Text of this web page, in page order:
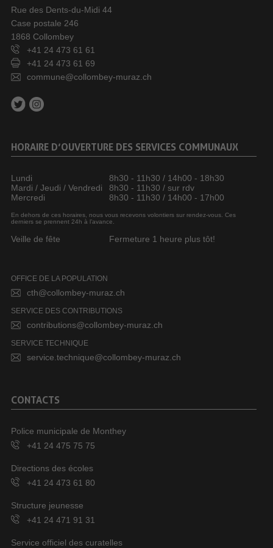
Rue des Dents-du-Midi 44
Case postale 246
1868 Collombey
+41 24 473 61 61
+41 24 473 61 69
commune@collombey-muraz.ch
HORAIRE D’OUVERTURE DES SERVICES COMMUNAUX
Lundi
8h30 - 11h30 / 14h00 - 18h30
Mardi / Jeudi / Vendredi
8h30 - 11h30 / sur rdv
Mercredi
8h30 - 11h30 / 14h00 - 17h00
En dehors de ces horaires, nous vous recevons volontiers sur rendez-vous. Ces
derniers se prennent 24h à l’avance.
Veille de fête Fermeture 1 heure plus tôt!
OFFICE DE LA POPULATION
cth@collombey-muraz.ch
SERVICE DES CONTRIBUTIONS
contributions@collombey-muraz.ch
SERVICE TECHNIQUE
service.technique@collombey-muraz.ch
CONTACTS
Police municipale de Monthey
+41 24 475 75 75
Directions des écoles
+41 24 473 61 80
Structure jeunesse
+41 24 471 91 31
Service officiel des curatelles